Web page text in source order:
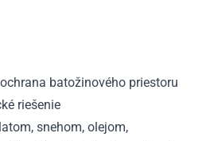
batožinového priestoru
riešenie
snehom, olejom,